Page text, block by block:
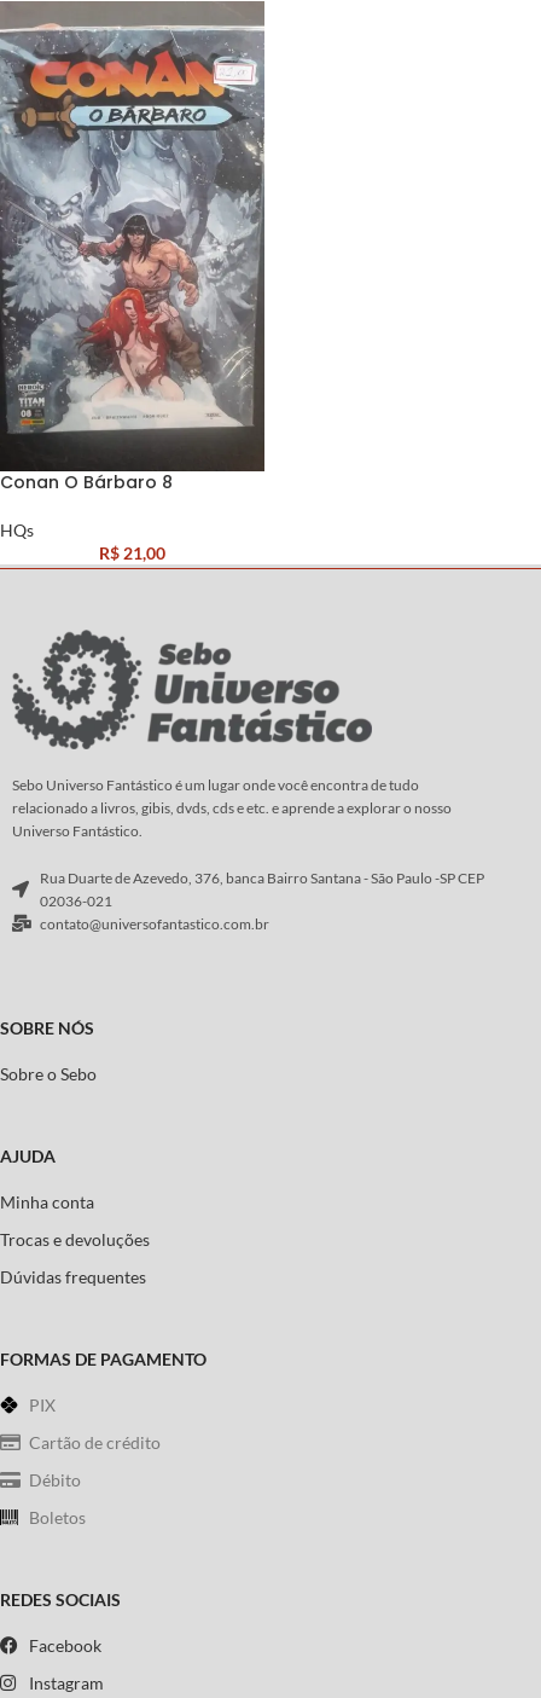
Conan O Bárbaro 8
HQs
R$ 21,00
Sebo Universo Fantástico é um lugar onde você encontra de tudo
relacionado a livros, gibis, dvds, cds e etc. e aprende a explorar o nosso
Universo Fantástico.
Rua Duarte de Azevedo, 376, banca Bairro Santana - São Paulo -SP CEP
02036-021
contato@universofantastico.com.br
SOBRE NÓS
Sobre o Sebo
AJUDA
Minha conta
Trocas e devoluções
Dúvidas frequentes
FORMAS DE PAGAMENTO
PIX
Cartão de crédito
Débito
Boletos
REDES SOCIAIS
Facebook
Instagram